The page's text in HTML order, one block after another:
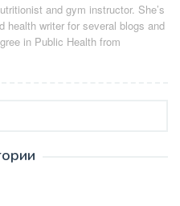
and gym instructor. She’s
health writer for several blogs and
in Public Health from